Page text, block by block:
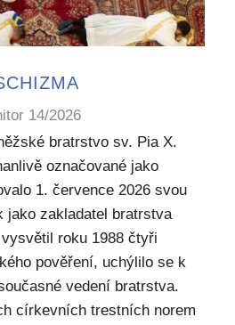
14/2026
bratrstvo sv. Pia X.
označované jako
1. července 2026 svou
jako zakladatel bratrstva
roku 1988 čtyři
pověření, uchýlilo se k
vedení bratrstva.
církevních trestních norem